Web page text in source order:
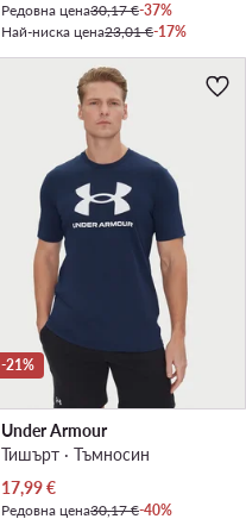
Редовна цена30,17 €-37%
Най-ниска цена23,01 €-17%
-21%
Under Armour
Тишърт · Тъмносин
Актуална цена
17,99€
Редовна цена30,17 €-40%